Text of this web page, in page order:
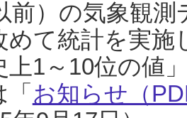
前）の気象観
めて統計を実
上1～10位の値
お知らせ（